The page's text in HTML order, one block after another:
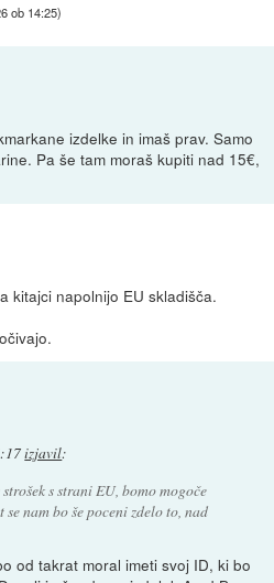
ob 14:25)
izdelke in imaš prav. Samo
Pa še tam moraš kupiti nad 15€,
kitajci napolnijo EU skladišča.
izjavil:
s strani EU, bomo mogoče
nam bo še poceni zdelo to, nad
od takrat moral imeti svoj ID, ki bo